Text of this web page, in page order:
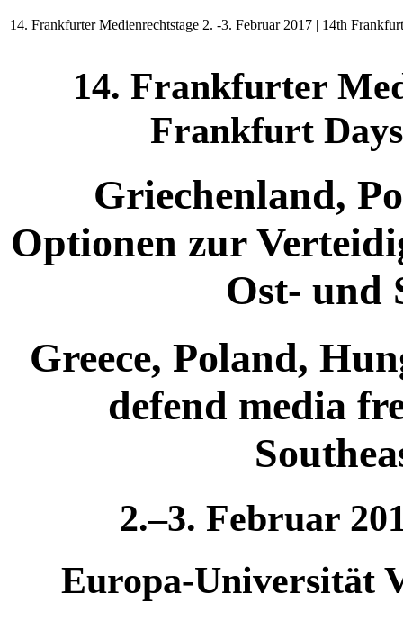
14. Frankfurter Medienrechtstage 2. -3. Februar 2017 | 14th
14. Frankfurter
Frankfurt
Griechenland,
Optionen zur
Ost- und
Greece, Poland,
defend media
2.–3. Februar
Europa-Universität